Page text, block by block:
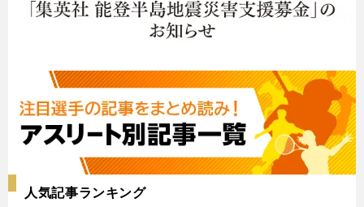
人気記事ランキング